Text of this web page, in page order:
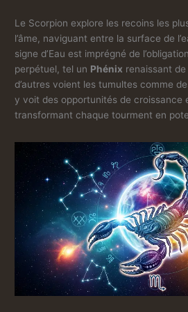
Le Scorpion explore les recoins les
l’âme, naviguant entre la surface de
signe d’Eau est imprégné de
perpétuel, tel un Phénix renaissant
d’autres voient les tumultes comme
y voit des opportunités de croissance
transformant chaque tourment en